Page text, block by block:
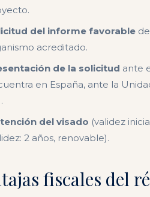
del informe favorable
acreditado.
de la solicitud ante
en España, ante la
del visado (validez
2 años, renovable).
fiscales del